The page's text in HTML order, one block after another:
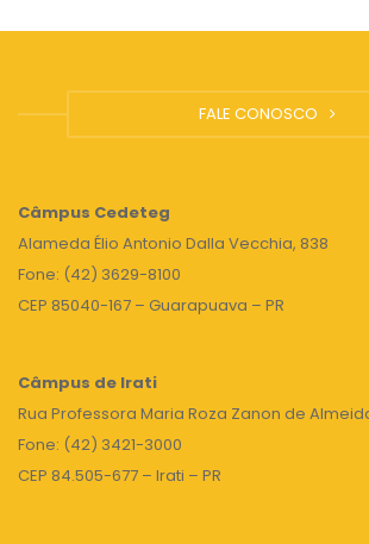
FALE CONOSCO
Câmpus Cedeteg
Alameda Élio Antonio Dalla Vecchia, 838
Fone: (42) 3629-8100
CEP 85040-167 – Guarapuava – PR
Câmpus de Irati
Rua Professora Maria Roza Zanon de
Fone: (42) 3421-3000
CEP 84.505-677 – Irati – PR